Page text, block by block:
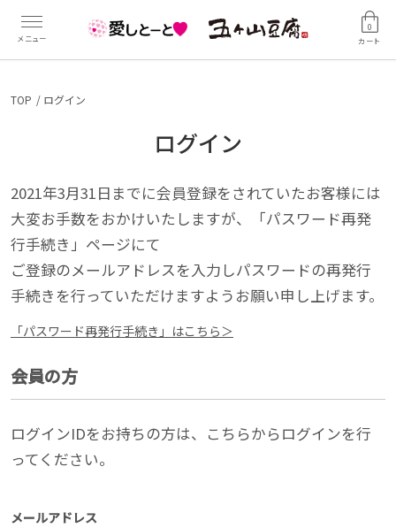
カート
0
TOP ログイン
ログイン
2021年3月31日までに会員登録をされていたお客様には
大変お手数をおかけいたしますが、「パスワード再発
行手続き」ページにて
ご登録のメールアドレスを入力しパスワードの再発行
手続きを行っていただけますようお願い申し上げます。
「パスワード再発行手続き」はこちら＞
会員の方
ログインIDをお持ちの方は、こちらからログインを行
ってください。
メールアドレス